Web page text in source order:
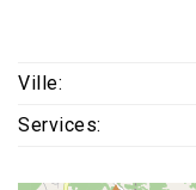
Ville
Services